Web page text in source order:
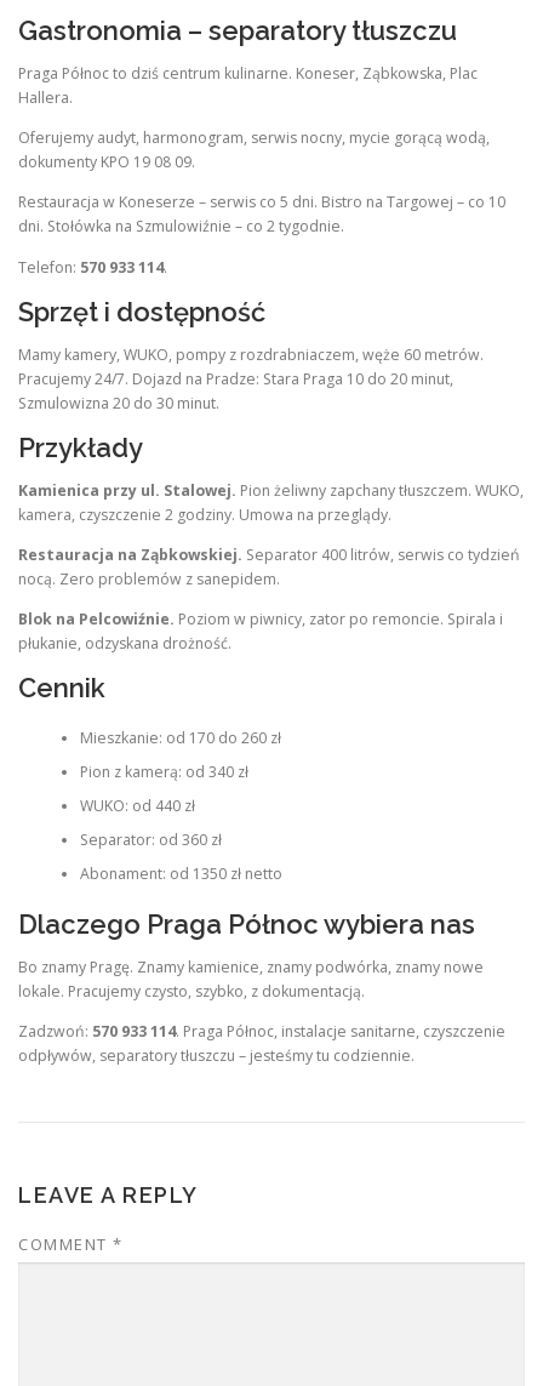
Gastronomia – separatory tłuszczu
Praga Północ to dziś centrum kulinarne. Koneser, Ząbkowska, Plac
Hallera.
Oferujemy audyt, harmonogram, serwis nocny, mycie gorącą wodą,
dokumenty KPO 19 08 09.
Restauracja w Koneserze – serwis co 5 dni. Bistro na Targowej – co 10
dni. Stołówka na Szmulowiźnie – co 2 tygodnie.
Telefon: 570 933 114.
Sprzęt i dostępność
Mamy kamery, WUKO, pompy z rozdrabniaczem, węże 60 metrów.
Pracujemy 24/7. Dojazd na Pradze: Stara Praga 10 do 20 minut,
Szmulowizna 20 do 30 minut.
Przykłady
Kamienica przy ul. Stalowej. Pion żeliwny zapchany tłuszczem. WUKO,
kamera, czyszczenie 2 godziny. Umowa na przeglądy.
Restauracja na Ząbkowskiej. Separator 400 litrów, serwis co tydzień
nocą. Zero problemów z sanepidem.
Blok na Pelcowiźnie. Poziom w piwnicy, zator po remoncie. Spirala i
płukanie, odzyskana drożność.
Cennik
Mieszkanie: od 170 do 260 zł
Pion z kamerą: od 340 zł
WUKO: od 440 zł
Separator: od 360 zł
Abonament: od 1350 zł netto
Dlaczego Praga Północ wybiera nas
Bo znamy Pragę. Znamy kamienice, znamy podwórka, znamy nowe
lokale. Pracujemy czysto, szybko, z dokumentacją.
Zadzwoń: 570 933 114. Praga Północ, instalacje sanitarne, czyszczenie
odpływów, separatory tłuszczu – jesteśmy tu codziennie.
LEAVE A REPLY
COMMENT *